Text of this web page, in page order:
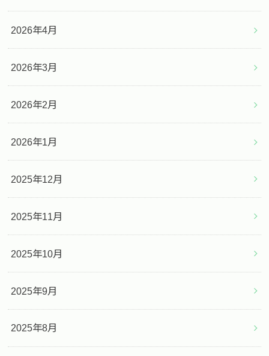
2026年4月
2026年3月
2026年2月
2026年1月
2025年12月
2025年11月
2025年10月
2025年9月
2025年8月